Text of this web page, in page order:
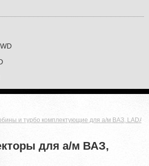
и турбо комплектующие для а/м ВАЗ, LADA
для а/м ВАЗ,